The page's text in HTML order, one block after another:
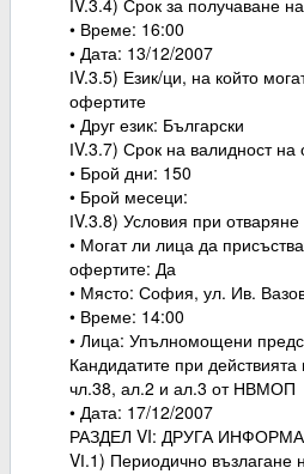
ІV.3.4) Срок за получаване
• Време: 16:00
• Дата: 13/12/2007
ІV.3.5) Език/ци, на който
офертите
• Друг език: Български
ІV.3.7) Срок на валидност
• Брой дни: 150
• Брой месеци:
ІV.3.8) Условия при
• Могат ли лица да
офертите: Да
• Място: София, ул. Ив.
• Време: 14:00
• Лица: Упълномощени
Кандидатите при
чл.38, ал.2 и ал.3 от НВМОП
• Дата: 17/12/2007
РАЗДЕЛ VI: ДРУГА
VІ.1) Периодично възлагане